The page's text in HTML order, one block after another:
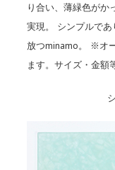
り合い、薄緑色がか
実現。 シンプルで
放つminamo。 ※オ
ます。サイズ・金額